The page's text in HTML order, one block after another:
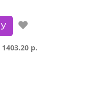
1403.20 р.